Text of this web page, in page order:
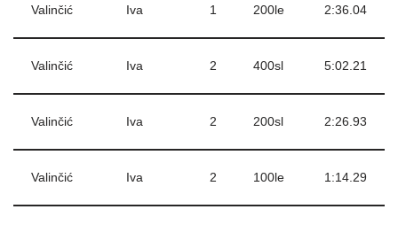
Valinčić Iva 1 200le 2:36.04
Valinčić Iva 2 400sl 5:02.21
Valinčić Iva 2 200sl 2:26.93
Valinčić Iva 2 100le 1:14.29